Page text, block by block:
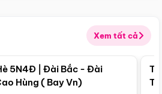
Xem tất cả
Điểm nổi bật
5N4Đ | Đài Bắc - Đài
Hùng ( Bay Vn)